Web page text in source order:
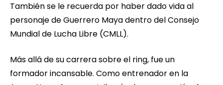
También se le recuerda por haber dado vida al
personaje de Guerrero Maya dentro del Consejo
Mundial de Lucha Libre (CMLL).
Más allá de su carrera sobre el ring, fue un
formador incansable. Como entrenador en la